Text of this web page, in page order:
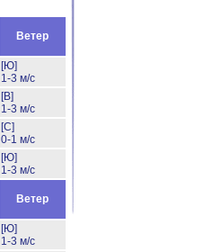
Ветер
[Ю]
1-3 м/с
[В]
1-3 м/с
[С]
0-1 м/с
[Ю]
1-3 м/с
Ветер
[Ю]
1-3 м/с